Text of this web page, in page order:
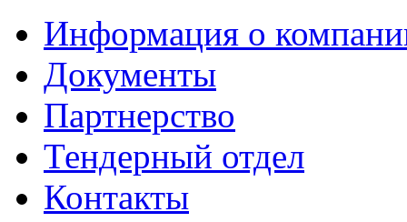
Информация о
Документы
Партнерство
Тендерный отдел
Контакты